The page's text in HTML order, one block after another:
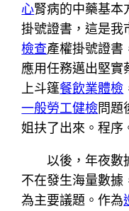
心腎病的中藥基本
掛號證書，這是我
檢查產權掛號證書
應用任務邁出堅實
上斗篷餐飲業體檢
一般勞工健檢問題
姐扶了出來。程序
以後，年夜數
不在發生海量數據
為主要議題。作為